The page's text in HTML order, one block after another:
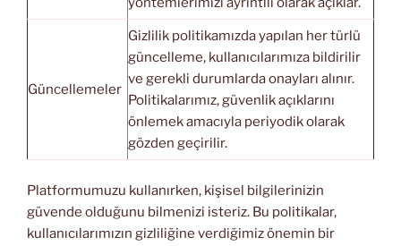
Güncellemeler
Gizlilik politikamızda yapılan her türlü
güncelleme, kullanıcılarımıza bildirilir
ve gerekli durumlarda onayları alınır.
Politikalarımız, güvenlik açıklarını
önlemek amacıyla periyodik olarak
gözden geçirilir.
Platformumuzu kullanırken, kişisel bilgilerinizin
güvende olduğunu bilmenizi isteriz. Bu politikalar,
kullanıcılarımızın gizliliğine verdiğimiz önemin bir